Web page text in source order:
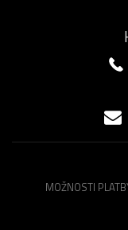
MOŽNOSTI